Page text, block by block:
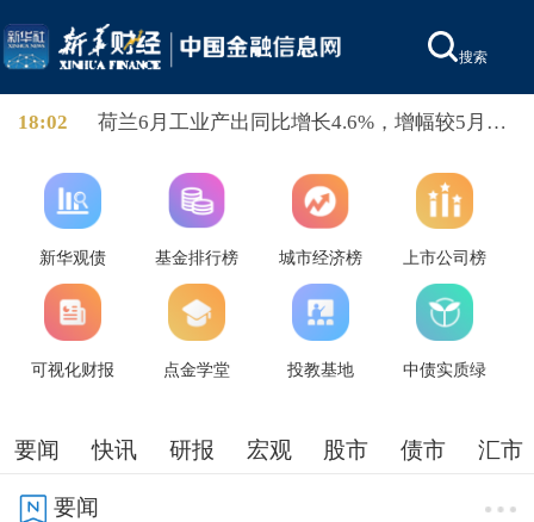
搜索
18:02
荷兰6月工业产出同比增长4.6%，增幅较5月
长。
新华观债 基金排行榜 城市经济榜 上市公司榜
可视化财报 点金学堂 投教基地 中债实质绿
要闻 快讯 研报 宏观 股市 债市 汇市
要闻